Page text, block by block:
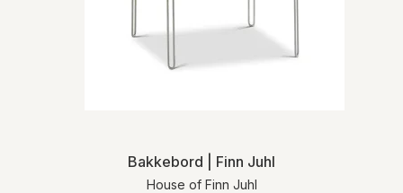
Bakkebord | Finn Juhl
House of Finn Juhl